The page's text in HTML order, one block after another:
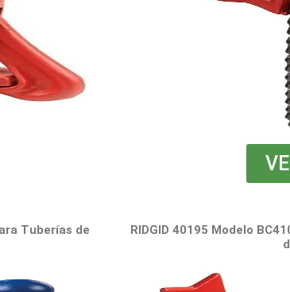
Tuberías de
RIDGID 40195 Modelo